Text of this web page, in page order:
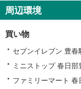
関
す
る
情
報
周辺環境
買い物
セブンイレブン 豊
ミニストップ 春日
ファミリーマート